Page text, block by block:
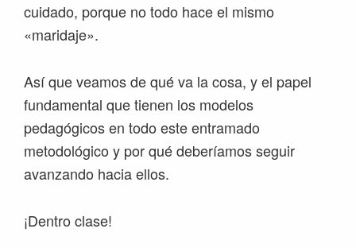
cuidado, porque no todo hace el mismo
«maridaje».
Así que veamos de qué va la cosa, y el papel
fundamental que tienen los modelos
pedagógicos en todo este entramado
metodológico y por qué deberíamos seguir
avanzando hacia ellos.
¡Dentro clase!